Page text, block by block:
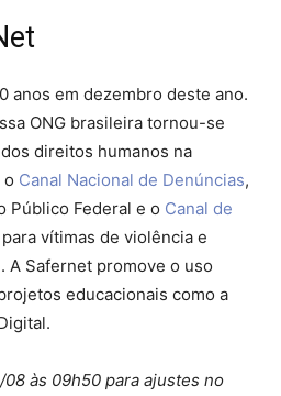
anos em dezembro deste ano.
ONG brasileira tornou-se
direitos humanos na
o Canal Nacional de Denúncias,
Público Federal e o Canal de
vítimas de violência e
. A Safernet promove o uso
educacionais como a
às 09h50 para ajustes no